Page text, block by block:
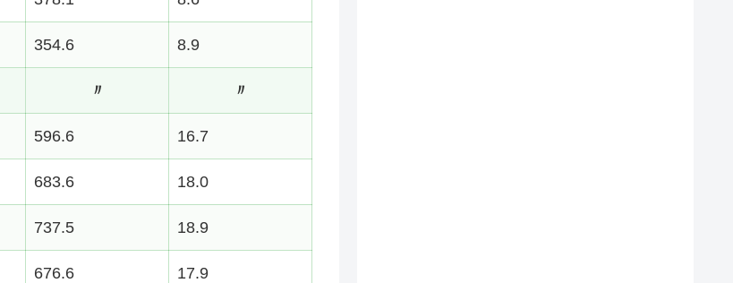
354.6 8.9
〃 〃
596.6 16.7
683.6 18.0
737.5 18.9
676.6 17.9